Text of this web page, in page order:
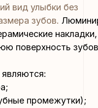
вид улыбки без
зубов.
накладки,
поверхность
промежутки);